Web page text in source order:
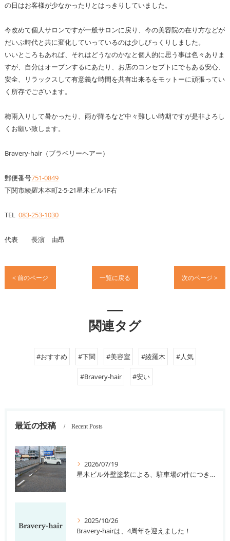
の日はお客様が少なかったりとはっきりしていました。
今改めて個人サロンですが一般サロンに戻り、今の美容院の在り方などが
だいぶ時代と共に変化していっているのは少しびっくりしました。
いいところもあれば、それはどうなのかなと個人的に思う事は色々ありま
すが、自分はオープンするにあたり、お店のコンセプトにでもある安心、
安全、リラックスして有意義な時間を共有出来るをモットーに頑張ってい
く所存でございます。
梅雨入りして暑かったり、雨が降るなど中々難しい時期ですが是非よろし
くお願い致します。
Bravery-hair（ブラベリーヘアー）
郵便番号751-0849
下関市綾羅木本町2-5-21星木ビル1F右
TEL 083-253-1030
代表 長濵 由昂
< 前のページ 一覧に戻る 次のページ >
関連タグ
#おすすめ #下関 #美容室 #綾羅木 #人気
#Bravery-hair #安い
最近の投稿 Recent Posts
2026/07/19
星木ビル外壁塗装による、駐車場の件につきまして。
2025/10/26
Bravery-hairは、4周年を迎えました！